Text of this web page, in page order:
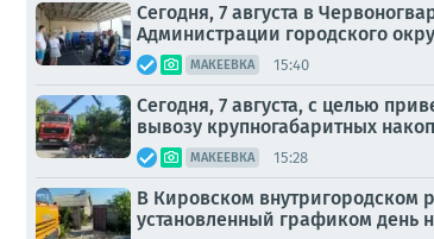
Сегодня, 7 августа в
Администрации городского
МАКЕЕВКА 15:40
Сегодня, 7 августа, с целью
вывозу крупногабаритных
МАКЕЕВКА 15:28
В Кировском внутригородском
установленный графиком день